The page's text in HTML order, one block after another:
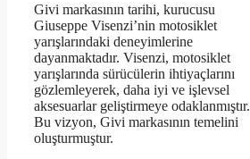
Givi markasının tarihi, kurucusu
Giuseppe Visenzi’nin motosiklet
yarışlarındaki deneyimlerine
dayanmaktadır. Visenzi, motosiklet
yarışlarında sürücülerin ihtiyaçlarını
gözlemleyerek, daha iyi ve işlevsel
aksesuarlar geliştirmeye odaklanmıştır.
Bu vizyon, Givi markasının temelini
oluşturmuştur.